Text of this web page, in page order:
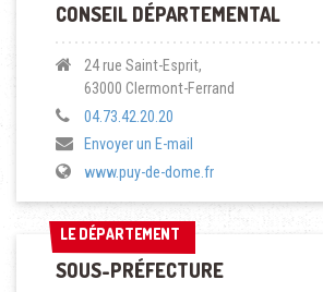
CONSEIL DÉPARTEMENTAL
24 rue Saint-Esprit,
63000 Clermont-Ferrand
04.73.42.20.20
Envoyer un E-mail
www.puy-de-dome.fr
LE DÉPARTEMENT
LE DÉPARTEMENT
SOUS-PRÉFECTURE